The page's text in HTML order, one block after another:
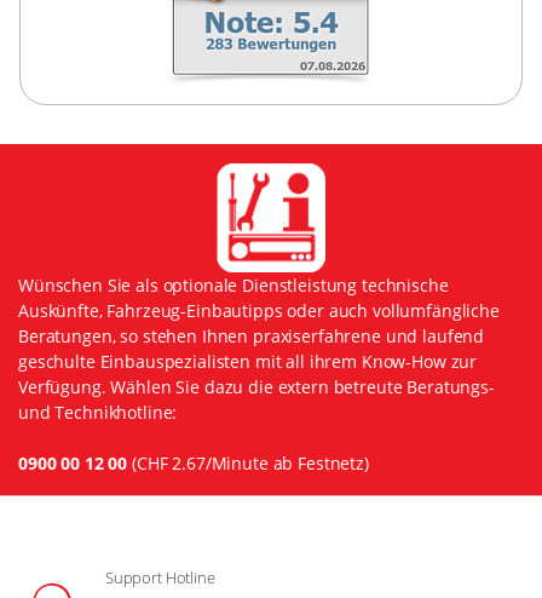
Wünschen Sie als optionale Dienstleistung technische
Auskünfte, Fahrzeug-Einbautipps oder auch vollumfängliche
Beratungen, so stehen Ihnen praxiserfahrene und laufend
geschulte Einbauspezialisten mit all ihrem Know-How zur
Verfügung. Wählen Sie dazu die extern betreute Beratungs-
und Technikhotline:
0900 00 12 00 (CHF 2.67/Minute ab Festnetz)
Support Hotline